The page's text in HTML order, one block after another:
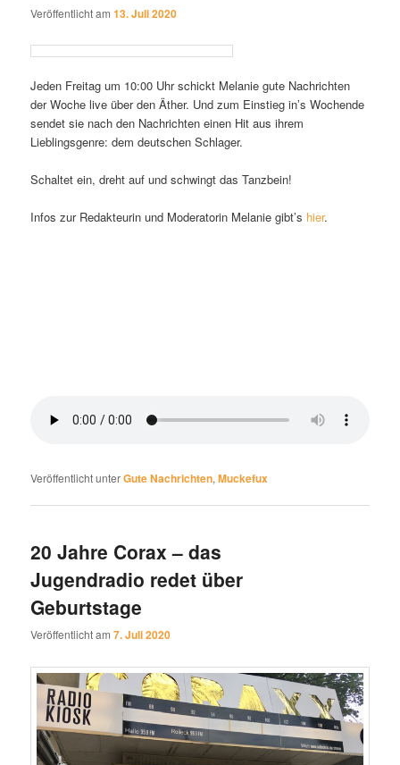
Veröffentlicht am13. Juli 2020
Jeden Freitag um 10:00 Uhr schickt Melanie gute Nachrichten
der Woche live über den Äther. Und zum Einstieg in’s Wochende
sendet sie nach den Nachrichten einen Hit aus ihrem
Lieblingsgenre: dem deutschen Schlager.
Schaltet ein, dreht auf und schwingt das Tanzbein!
Infos zur Redakteurin und Moderatorin Melanie gibt’s hier.
Veröffentlicht unterGute Nachrichten,Muckefux
20 Jahre Corax – das
Jugendradio redet über
Geburtstage
Veröffentlicht am7. Juli 2020